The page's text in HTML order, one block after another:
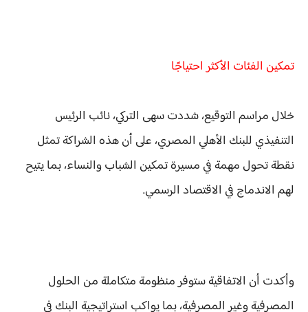
تمكين الفئات الأكثر احتياجًا
خلال مراسم التوقيع، شددت سهى التركي، نائب الرئيس
التنفيذي للبنك الأهلي المصري، على أن هذه الشراكة تمثل
نقطة تحول مهمة في مسيرة تمكين الشباب والنساء، بما يتيح
لهم الاندماج في الاقتصاد الرسمي.
وأكدت أن الاتفاقية ستوفر منظومة متكاملة من الحلول
المصرفية وغير المصرفية، بما يواكب استراتيجية البنك في